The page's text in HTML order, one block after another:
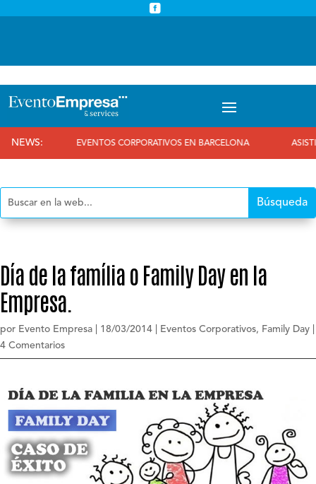

NEWS:EVENTOS CORPORATIVOS EN BARCELONA ASISTIMOS AL
Día de la família o Family Day en la
Empresa.
por Evento Empresa 18/03/2014 Eventos Corporativos, Family Day
4 Comentarios